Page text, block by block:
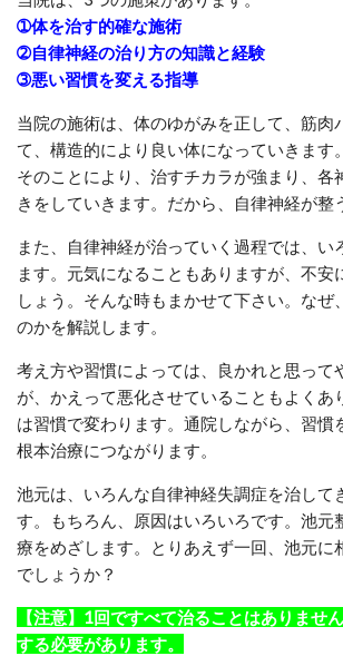
➀体を治す的確な施術
➁自律神経の治り方の知識と経験
➂悪い習慣を変える指導
当院の施術は、体のゆがみを正して、筋肉
て、構造的により良い体になっていきます。
そのことにより、治すチカラが強まり、各
きをしていきます。だから、自律神経が整
また、自律神経が治っていく過程では、い
ます。元気になることもありますが、不安
しょう。そんな時もまかせて下さい。なぜ
のかを解説します。
考え方や習慣によっては、良かれと思って
が、かえって悪化させていることもよくあ
は習慣で変わります。通院しながら、習慣
根本治療につながります。
池元は、いろんな自律神経失調症を治して
す。もちろん、原因はいろいろです。池元
療をめざします。とりあえず一回、池元に
でしょうか？
【注意】1回ですべて治ることはありませ
する必要があります。